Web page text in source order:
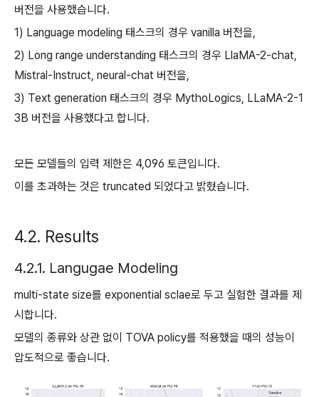
버전을 사용했습니다.
1) Language modeling 태스크의 경우 vanilla 버전을,
2) Long range understanding 태스크의 경우 LlaMA-2-chat,
Mistral-Instruct, neural-chat 버전을,
3) Text generation 태스크의 경우 MythoLogics, LLaMA-2-1
3B 버전을 사용했다고 합니다.
모든 모델들의 입력 제한은 4,096 토큰입니다.
이를 초과하는 것은 truncated 되었다고 밝혔습니다.
4.2. Results
4.2.1. Langugae Modeling
multi-state size를 exponential sclae로 두고 실험한 결과를 제
시합니다.
모델의 종류와 상관 없이 TOVA policy를 적용했을 때의 성능이
압도적으로 좋습니다.